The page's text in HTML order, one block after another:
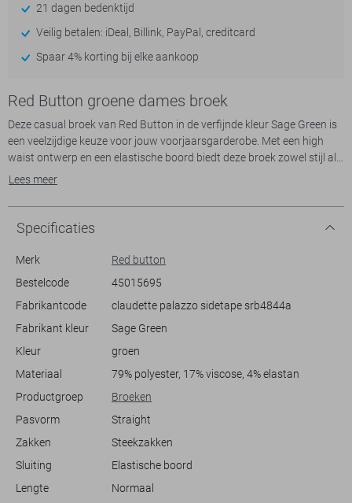
21 dagen bedenktijd
Veilig betalen: iDeal, Billink, PayPal, creditcard
Spaar 4% korting bij elke aankoop
Red Button groene dames broek
Deze casual broek van Red Button in de verfijnde kleur Sage Green is
een veelzijdige keuze voor jouw voorjaarsgarderobe. Met een high
waist ontwerp en een elastische boord biedt deze broek zowel stijl als
comfort. De straight fit zorgt ervoor dat je er moeiteloos stijlvol uitziet,
Aan de zijkant is een verfijnde streep toegevoegd, wat een moderne
twist geeft aan het geheel. Ideaal voor alledaags gebruik, van een
ontspannen dag thuis tot een casual uitstapje in de stad.
perfect voor allerlei gelegenheden. Of je nu op zoek bent naar een
frisse look voor een brunch of een relaxte outfit voor een dag op
kantoor, deze broek past bij elke setting. Draag hem met een luchtige
outfit. De subtiele details, zoals de zijdelingse streep, maken het niet
Meer informatie:
Lees meer
Specificaties
Merk
Red button
Bestelcode
45015695
Fabrikantcode
claudette palazzo sidetape srb4844a
Fabrikant kleur
Sage Green
Kleur
groen
Materiaal
79% polyester, 17% viscose, 4% elastan
Productgroep
Broeken
Pasvorm
Straight
Zakken
Steekzakken
Sluiting
Elastische boord
Lengte
Normaal